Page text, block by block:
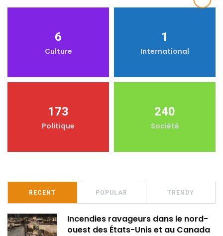
6
Culture
1
International
173
Politique
240
Société
RECENT POPULAR TRENDY
Incendies ravageurs dans le nord-
ouest des États-Unis et au Canada